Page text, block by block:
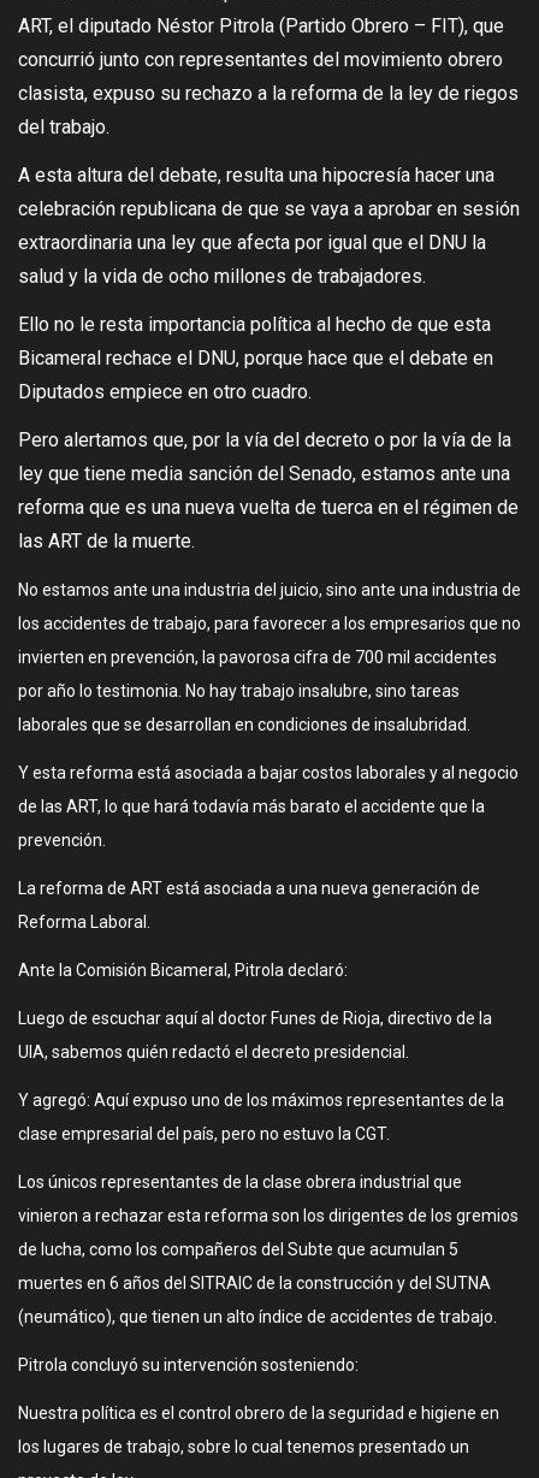
ART, el diputado Néstor Pitrola (Partido Obrero – FIT), que
concurrió junto con representantes del movimiento obrero
clasista, expuso su rechazo a la reforma de la ley de riegos
del trabajo.
A esta altura del debate, resulta una hipocresía hacer una
celebración republicana de que se vaya a aprobar en sesión
extraordinaria una ley que afecta por igual que el DNU la
salud y la vida de ocho millones de trabajadores.
Ello no le resta importancia política al hecho de que esta
Bicameral rechace el DNU, porque hace que el debate en
Diputados empiece en otro cuadro.
Pero alertamos que, por la vía del decreto o por la vía de la
ley que tiene media sanción del Senado, estamos ante una
reforma que es una nueva vuelta de tuerca en el régimen de
las ART de la muerte.
No estamos ante una industria del juicio, sino ante una industria de
los accidentes de trabajo, para favorecer a los empresarios que no
invierten en prevención, la pavorosa cifra de 700 mil accidentes
por año lo testimonia. No hay trabajo insalubre, sino tareas
laborales que se desarrollan en condiciones de insalubridad.
Y esta reforma está asociada a bajar costos laborales y al negocio
de las ART, lo que hará todavía más barato el accidente que la
prevención.
La reforma de ART está asociada a una nueva generación de
Reforma Laboral.
Ante la Comisión Bicameral, Pitrola declaró:
Luego de escuchar aquí al doctor Funes de Rioja, directivo de la
UIA, sabemos quién redactó el decreto presidencial.
Y agregó: Aquí expuso uno de los máximos representantes de la
clase empresarial del país, pero no estuvo la CGT.
Los únicos representantes de la clase obrera industrial que
vinieron a rechazar esta reforma son los dirigentes de los gremios
de lucha, como los compañeros del Subte que acumulan 5
muertes en 6 años del SITRAIC de la construcción y del SUTNA
(neumático), que tienen un alto índice de accidentes de trabajo.
Pitrola concluyó su intervención sosteniendo:
Nuestra política es el control obrero de la seguridad e higiene en
los lugares de trabajo, sobre lo cual tenemos presentado un